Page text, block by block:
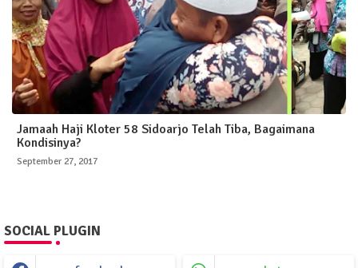
Jamaah Haji Kloter 58 Sidoarjo Telah Tiba, Bagaimana
Kondisinya?
September 27, 2017
SOCIAL PLUGIN